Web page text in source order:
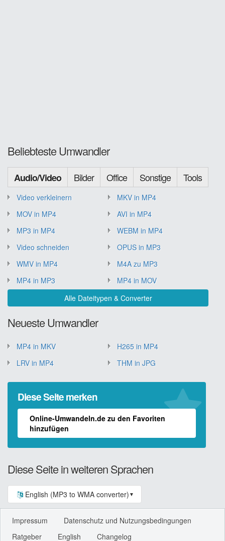
Beliebteste Umwandler
Audio/Video Bilder Office Sonstige Tools
Video verkleinern
MKV in MP4
MOV in MP4
AVI in MP4
MP3 in MP4
WEBM in MP4
Video schneiden
OPUS in MP3
WMV in MP4
M4A zu MP3
MP4 in MP3
MP4 in MOV
Alle Dateitypen & Converter
Neueste Umwandler
MP4 in MKV
H265 in MP4
LRV in MP4
THM in JPG
Diese Seite merken
Online-Umwandeln.de zu den Favoriten
hinzufügen
Diese Seite in weiteren Sprachen
English (MP3 to WMA converter) ▼
Impressum
Datenschutz und Nutzungsbedingungen
Ratgeber
English Changelog